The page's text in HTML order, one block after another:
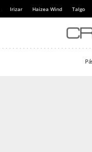
Irizar Haizea Wind Talgo